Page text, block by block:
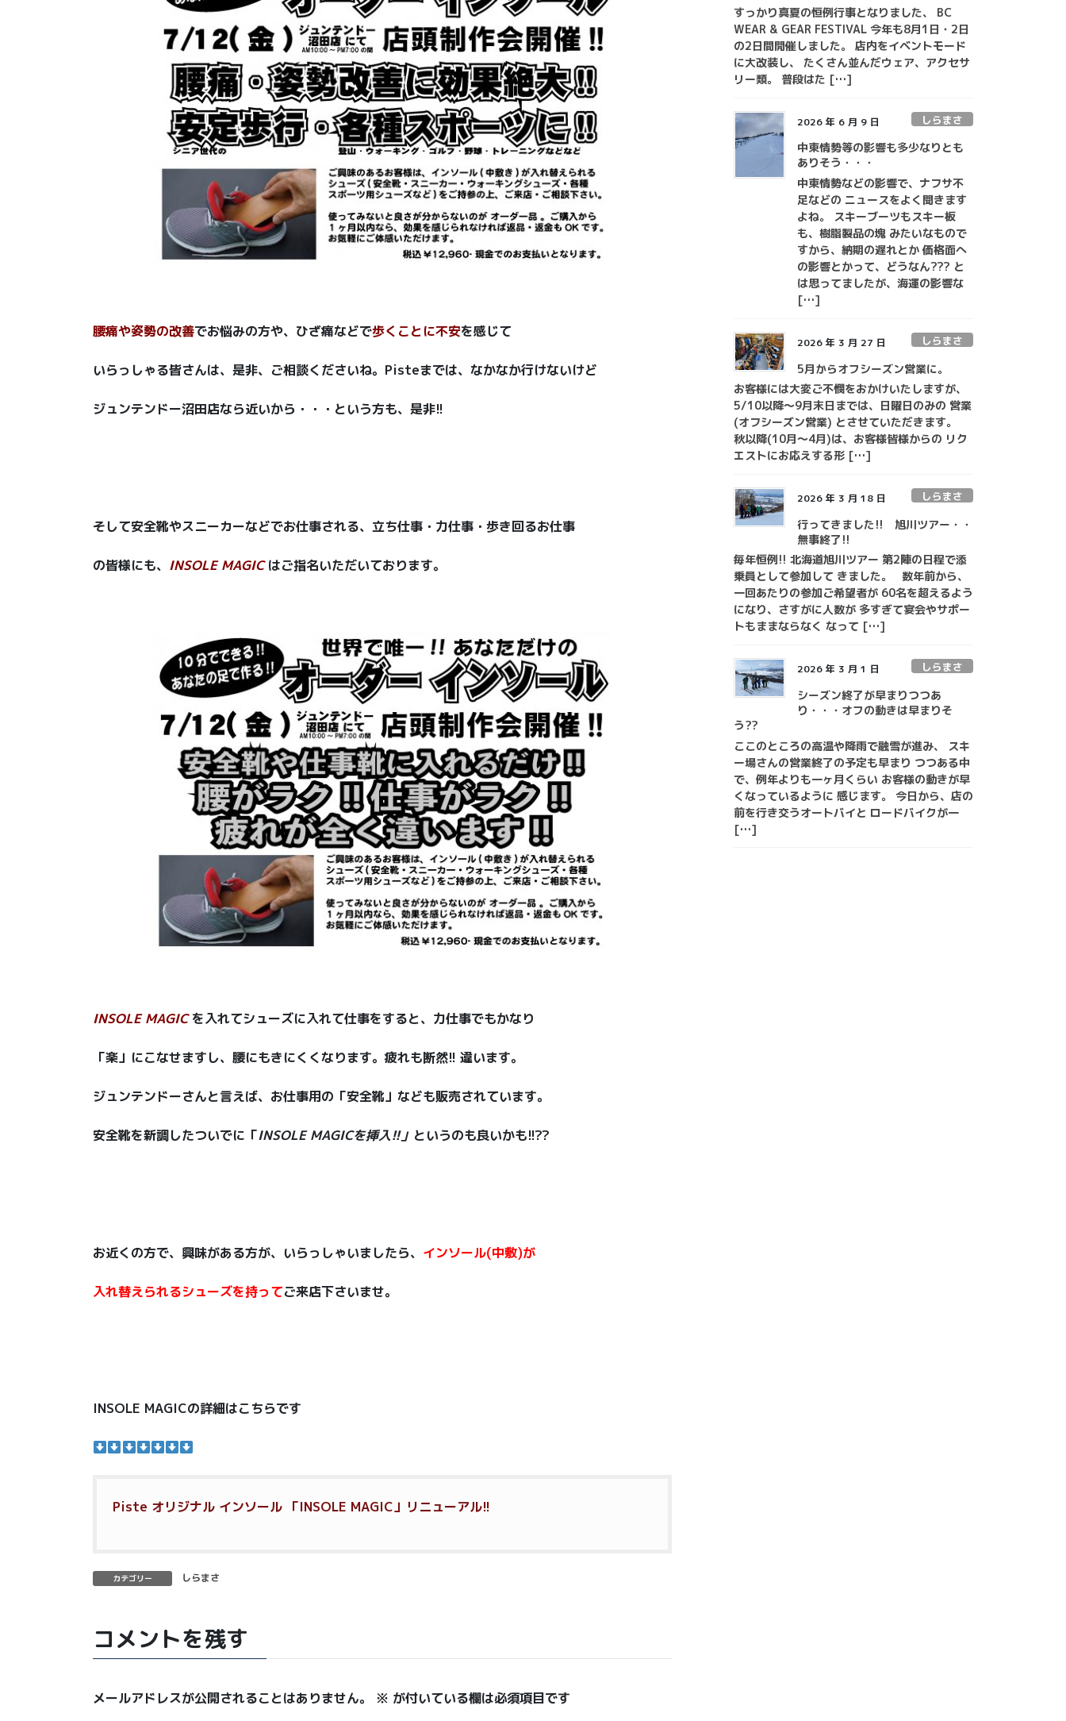
腰痛や姿勢の改善でお悩みの方や、ひざ痛などで歩くことに不安を感じて
いらっしゃる皆さんは、是非、ご相談くださいね。Pisteまでは、なかなか行けないけど
ジュンテンドー沼田店なら近いから・・・という方も、是非!!
そして安全靴やスニーカーなどでお仕事される、立ち仕事・力仕事・歩き回るお仕事
の皆様にも、 INSOLE MAGICはご指名いただいております。
INSOLE MAGIC を入れてシューズに入れて仕事をすると、力仕事でもかなり
「楽」にこなせますし、腰にもきにくくなります。疲れも断然!! 違います。
ジュンテンドーさんと言えば、お仕事用の「安全靴」なども販売されています。
安全靴を新調したついでに「INSOLE MAGICを挿入!!」 というのも良いかも!!??
お近くの方で、興味がある方が、いらっしゃいましたら、 インソール(中敷)が
入れ替えられるシューズを持ってご来店下さいませ。
INSOLE MAGICの詳細はこちらです
Piste オリジナル インソール 「INSOLE MAGIC」リニューアル!!
カテゴリー しらまさ
コメントを残す
メールアドレスが公開されることはありません。 ※ が付いている欄は必須項目です
すっかり真夏の恒例行事となりました、 BC
WEAR & GEAR FESTIVAL 今年も8月1日・2日
の2日間開催しました。 店内をイベントモード
に大改装し、 たくさん並んだウェア、アクセサ
リー類。 普段はた […]
2026 年 6 月 9 日 しらまさ
中東情勢等の影響も多少なりとも
ありそう・・・
中東情勢などの影響で、ナフサ不
足などの ニュースをよく聞きます
よね。 スキーブーツもスキー板
も、樹脂製品の塊 みたいなもので
すから、納期の遅れとか 価格面へ
の影響とかって、どうなん??? と
は思ってましたが、海運の影響な
[…]
2026 年 3 月 27 日 しらまさ
5月からオフシーズン営業に。
お客様には大変ご不憫をおかけいたしますが、
5/10以降～9月末日までは、日曜日のみの 営業
(オフシーズン営業) とさせていただきます。
秋以降(10月～4月)は、お客様皆様からの リク
エストにお応えする形 […]
2026 年 3 月 18 日 しらまさ
行ってきました!! 旭川ツアー・・
無事終了!!
毎年恒例!! 北海道旭川ツアー 第2陣の日程で添
乗員として参加して きました。 数年前から、
一回あたりの参加ご希望者が 60名を超えるよう
になり、さすがに人数が 多すぎて宴会やサポー
トもままならなく なって […]
2026 年 3 月 1 日 しらまさ
シーズン終了が早まりつつあ
り・・・オフの動きは早まりそ
う??
ここのところの高温や降雨で融雪が進み、 スキ
ー場さんの営業終了の予定も早まり つつある中
で、例年よりも一ヶ月くらい お客様の動きが早
くなっているように 感じます。 今日から、店の
前を行き交うオートバイと ロードバイクが一
[…]